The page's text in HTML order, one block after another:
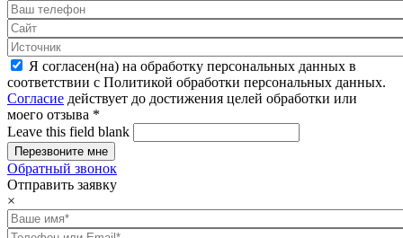
Я согласен(на) на обработку персональных данных в
соответствии с Политикой обработки персональных данных.
Согласие действует до достижения целей обработки или
моего отзыва *
Leave this field blank
Обратный звонок
Отправить заявку
×